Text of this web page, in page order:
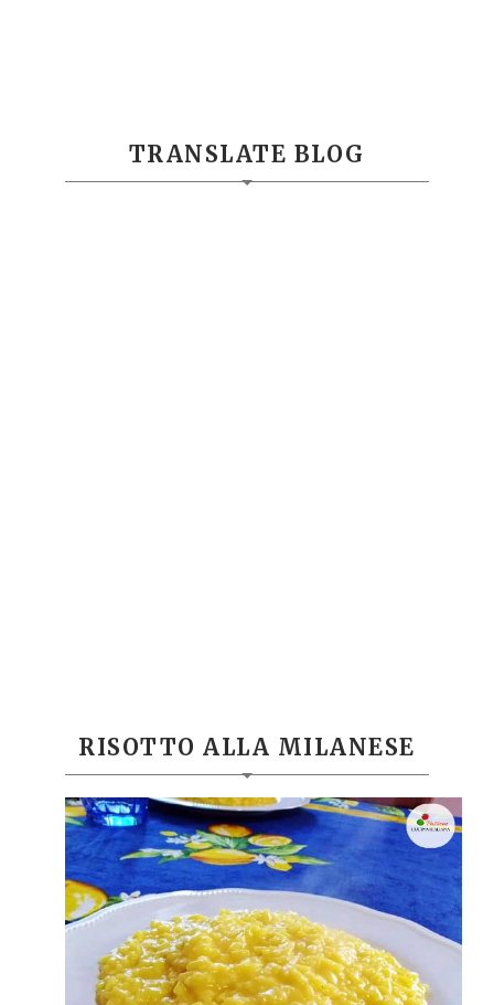
TRANSLATE BLOG
RISOTTO ALLA MILANESE